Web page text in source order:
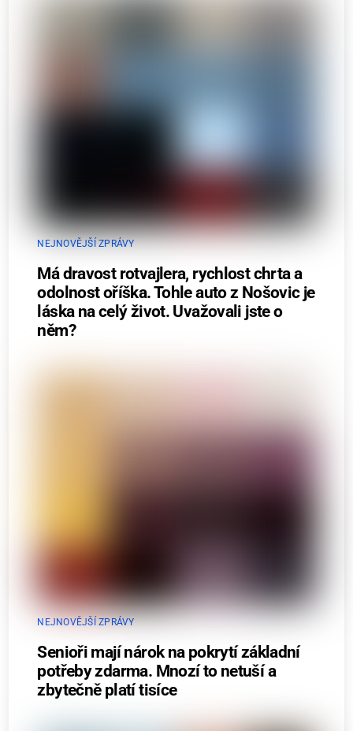
NEJNOVĚJŠÍ ZPRÁVY
Má dravost rotvajlera, rychlost chrta a
odolnost oříška. Tohle auto z Nošovic je
láska na celý život. Uvažovali jste o
něm?
NEJNOVĚJŠÍ ZPRÁVY
Senioři mají nárok na pokrytí základní
potřeby zdarma. Mnozí to netuší a
zbytečně platí tisíce